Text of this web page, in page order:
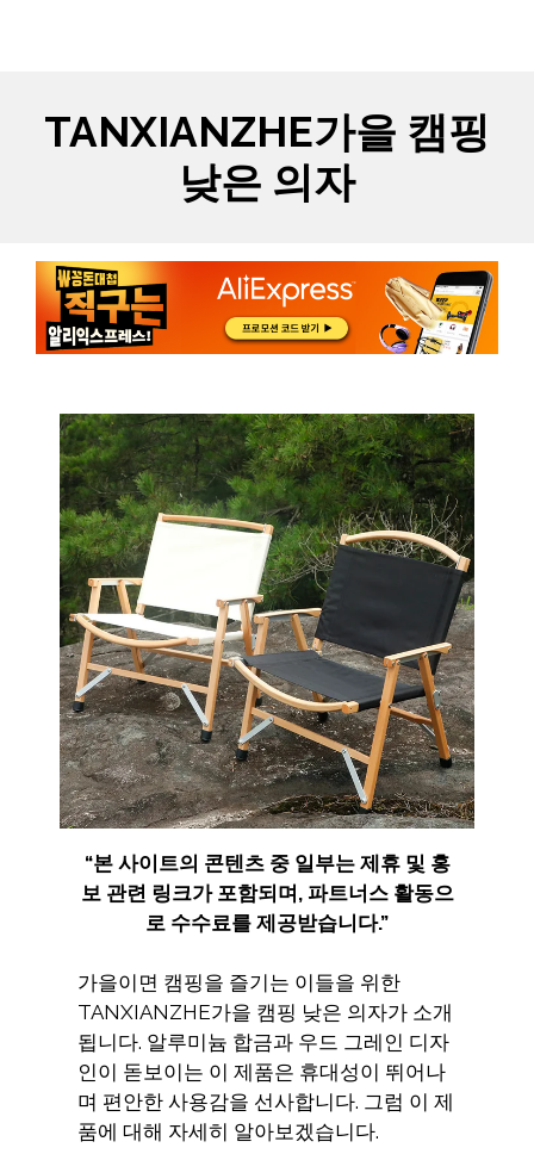
TANXIANZHE가을 캠핑
낮은 의자
“본 사이트의 콘텐츠 중 일부는 제휴 및 홍
보 관련 링크가 포함되며, 파트너스 활동으
로 수수료를 제공받습니다.”
가을이면 캠핑을 즐기는 이들을 위한
TANXIANZHE가을 캠핑 낮은 의자가 소개
됩니다. 알루미늄 합금과 우드 그레인 디자
인이 돋보이는 이 제품은 휴대성이 뛰어나
며 편안한 사용감을 선사합니다. 그럼 이 제
품에 대해 자세히 알아보겠습니다.